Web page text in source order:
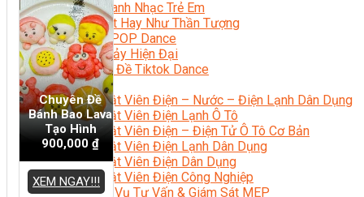
Học Thanh Nhạc Trẻ Em
Học Hát Hay Như Thần Tượng
Học K-POP Dance
Học Nhảy Hiện Đại
Chuyên Đề Tiktok Dance
Kỹ Thuật – Công Nghệ
Kỹ Thuật Viên Điện – Nước – Điện Lạnh Dân Dụng
Kỹ Thuật Viên Điện Lạnh Ô Tô
Kỹ Thuật Viên Điện – Điện Tử Ô Tô Cơ Bản
Kỹ Thuật Viên Điện Lạnh Dân Dụng
Kỹ Thuật Viên Điện Dân Dụng
Kỹ Thuật Viên Điện Công Nghiệp
Nghiệp Vụ Tư Vấn & Giám Sát MEP
Chuyên Đề
Bánh Bao Lava
Tạo Hình
900,000 ₫
XEM NGAY!!!